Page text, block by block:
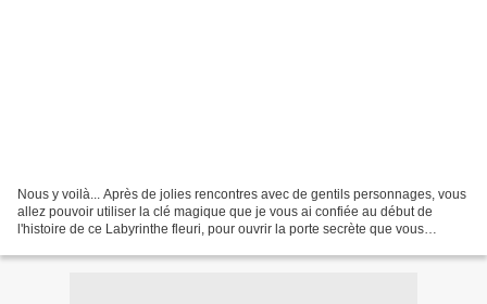
Nous y voilà... Après de jolies rencontres avec de gentils personnages, vous
allez pouvoir utiliser la clé magique que je vous ai confiée au début de
l'histoire de ce Labyrinthe fleuri, pour ouvrir la porte secrète que vous